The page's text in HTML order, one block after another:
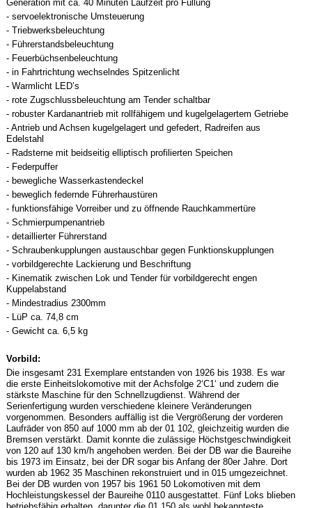
Generation mit ca. 40 Minuten Laufzeit pro Füllung
- servoelektronische Umsteuerung
- Triebwerksbeleuchtung
- Führerstandsbeleuchtung
- Feuerbüchsenbeleuchtung
- in Fahrtrichtung wechselndes Spitzenlicht
- Warmlicht LED’s
- rote Zugschlussbeleuchtung am Tender schaltbar
- robuster Kardanantrieb mit rollfähigem und kugelgelagertem Getriebe
- Antrieb und Achsen kugelgelagert und gefedert, Radreifen aus
Edelstahl
- Radsterne mit beidseitig elliptisch profilierten Speichen
- Federpuffer
- bewegliche Wasserkastendeckel
- beweglich federnde Führerhaustüren
- funktionsfähige Vorreiber und zu öffnende Rauchkammertüre
- Schmierpumpenantrieb
- detaillierter Führerstand
- Schraubenkupplungen austauschbar gegen Funktionskupplungen
- vorbildgerechte Lackierung und Beschriftung
- Kinematik zwischen Lok und Tender für vorbildgerecht engen
Kuppelabstand
- Mindestradius 2300mm
- LüP ca. 74,8 cm
- Gewicht ca. 6,5 kg
Vorbild:
Die insgesamt 231 Exemplare entstanden von 1926 bis 1938. Es war
die erste Einheitslokomotive mit der Achsfolge 2‘C1‘ und zudem die
stärkste Maschine für den Schnellzugdienst. Während der
Serienfertigung wurden verschiedene kleinere Veränderungen
vorgenommen. Besonders auffällig ist die Vergrößerung der vorderen
Laufräder von 850 auf 1000 mm ab der 01 102, gleichzeitig wurden die
Bremsen verstärkt. Damit konnte die zulässige Höchstgeschwindigkeit
von 120 auf 130 km/h angehoben werden. Bei der DB war die Baureihe
bis 1973 im Einsatz, bei der DR sogar bis Anfang der 80er Jahre. Dort
wurden ab 1962 35 Maschinen rekonstruiert und in 015 umgezeichnet.
Bei der DB wurden von 1957 bis 1961 50 Lokomotiven mit dem
Hochleistungskessel der Baureihe 0110 ausgestattet. Fünf Loks blieben